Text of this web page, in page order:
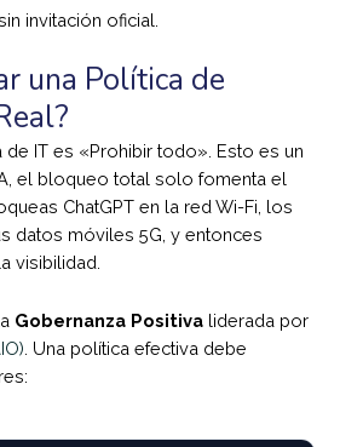
invitación oficial.
una Política de
de IT es «Prohibir todo». Esto es un
el bloqueo total solo fomenta el
ChatGPT en la red Wi-Fi, los
datos móviles 5G, y entonces
visibilidad.
Gobernanza Positiva liderada por
. Una política efectiva debe